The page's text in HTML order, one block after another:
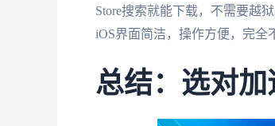
Store搜索就能下载，不需要越
iOS界面简洁，操作方便，完全
总结：选对